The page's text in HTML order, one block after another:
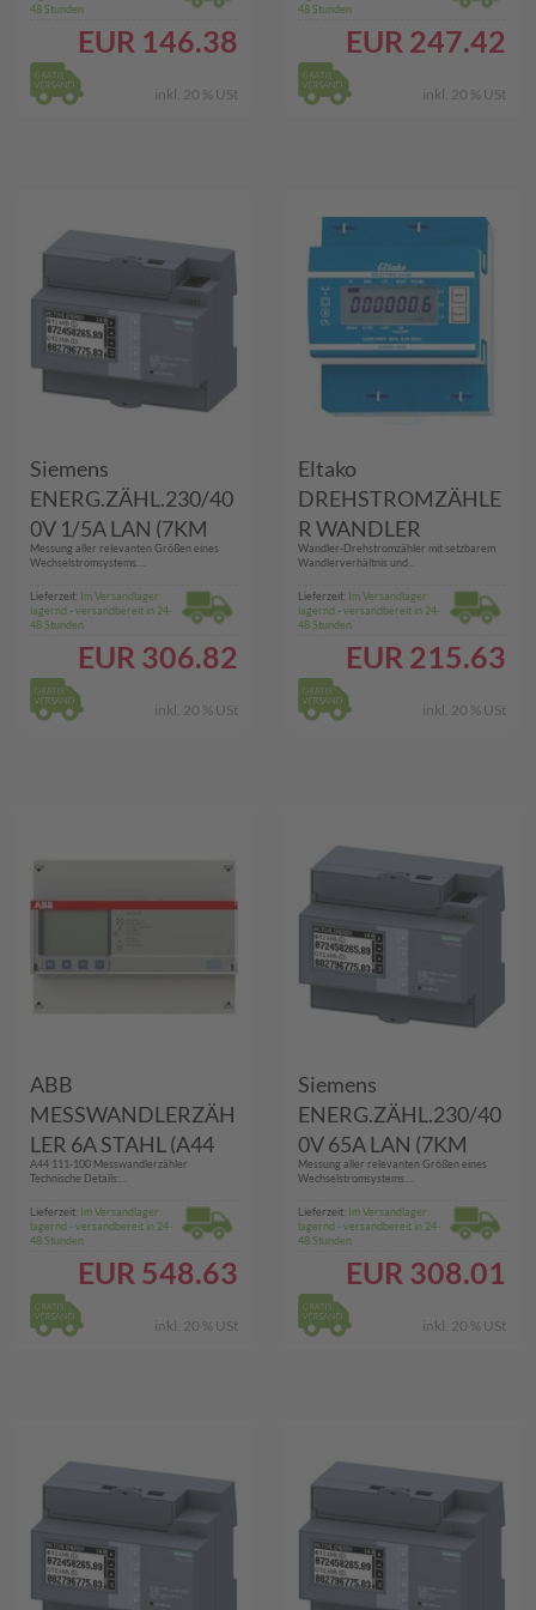
48 Stunden
EUR 146.38
inkl. 20 % USt
48 Stunden
EUR 247.42
inkl. 20 % USt
Siemens
ENERG.ZÄHL.230/40
0V 1/5A LAN (7KM
PAC2200)
Messung aller relevanten Größen eines
Wechselstromsystems....
Lieferzeit: Im Versandlager
lagernd - versandbereit in 24-
48 Stunden
EUR 306.82
inkl. 20 % USt
Eltako
DREHSTROMZÄHLE
R WANDLER
(DSZ15WD-3X5A
MID)
Wandler-Drehstromzähler mit setzbarem
Wandlerverhältnis und...
Lieferzeit: Im Versandlager
lagernd - versandbereit in 24-
48 Stunden
EUR 215.63
inkl. 20 % USt
ABB
MESSWANDLERZÄH
LER 6A STAHL (A44
111-100)
A44 111-100 Messwandlerzähler
Technische Details:...
Lieferzeit: Im Versandlager
lagernd - versandbereit in 24-
48 Stunden
EUR 548.63
inkl. 20 % USt
Siemens
ENERG.ZÄHL.230/40
0V 65A LAN (7KM
PAC2200)
Messung aller relevanten Größen eines
Wechselstromsystems....
Lieferzeit: Im Versandlager
lagernd - versandbereit in 24-
48 Stunden
EUR 308.01
inkl. 20 % USt